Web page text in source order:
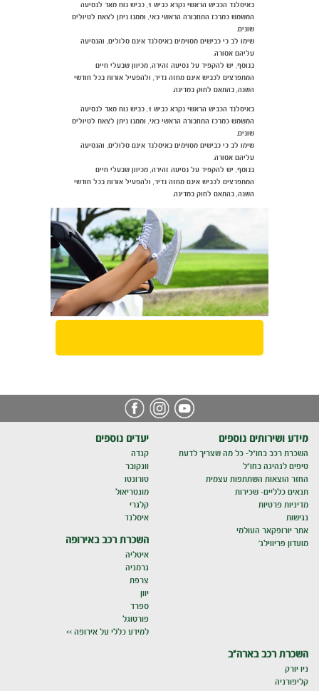
באיסלנד הכביש הראשי נקרא כביש 1, כביש נוח מאד לנסיעה
המשמש כמרכז התחבורה הראשי באי, וממנו ניתן לצאת לטיולים
שונים.
שימו לב כי כבישים מסוימים באיסלנד אינם סלולים, והנסיעה
עליהם אסורה.
בנוסף, יש להקפיד על נסיעה זהירה, מכיוון שבעלי חיים
המתפרצים לכביש אינם מחזה נדיר, ולהפעיל אורות בכל חודשי
השנה, בהתאם לחוק במדינה.
באיסלנד הכביש הראשי נקרא כביש 1, כביש נוח מאד לנסיעה
המשמש כמרכז התחבורה הראשי באי, וממנו ניתן לצאת לטיולים
שונים.
שימו לב כי כבישים מסוימים באיסלנד אינם סלולים, והנסיעה
עליהם אסורה.
בנוסף, יש להקפיד על נסיעה זהירה, מכיוון שבעלי חיים
המתפרצים לכביש אינם מחזה נדיר, ולהפעיל אורות בכל חודשי
השנה, בהתאם לחוק במדינה.
מידע ושירותים נוספים
השכרת רכב בחו"ל- כל מה שצריך לדעת
טיפים לנהיגה בחו"ל
החזר הוצאות השתתפות עצמית
תנאים כלליים- שכירות
מדיניות פרטיות
נגישות
אתר יורופקאר העולמי
מועדון פריווילג'
יעדים נוספים
קנדה
וונקובר
טורונטו
מונטריאול
קלגרי
איסלנד
השכרת רכב באירופה
איטליה
גרמניה
צרפת
יוון
ספרד
פורטוגל
למידע כללי על אירופה >>
השכרת רכב בארה"ב
ניו יורק
קליפורניה